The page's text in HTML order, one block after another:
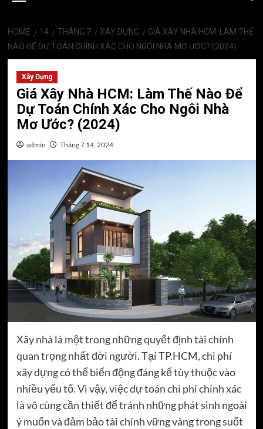
HOME 14 THÁNG 7 XÂY DỰNG
GIÁ XÂY NHÀ HCM: LÀM THẾ
NÀO ĐỂ DỰ TOÁN CHÍNH XÁC CHO NGÔI NHÀ MƠ ƯỚC? (2024)
Xây Dựng
Giá Xây Nhà HCM: Làm Thế Nào Để
Dự Toán Chính Xác Cho Ngôi Nhà
Mơ Ước? (2024)
admin Tháng 7 14, 2024
Xây nhà là một trong những quyết định tài chính
quan trọng nhất đời người. Tại TP.HCM, chi phí
xây dựng có thể biến động đáng kể tùy thuộc vào
nhiều yếu tố. Vì vậy, việc dự toán chi phí chính xác
là vô cùng cần thiết để tránh những phát sinh ngoài
ý muốn và đảm bảo tài chính vững vàng trong suốt